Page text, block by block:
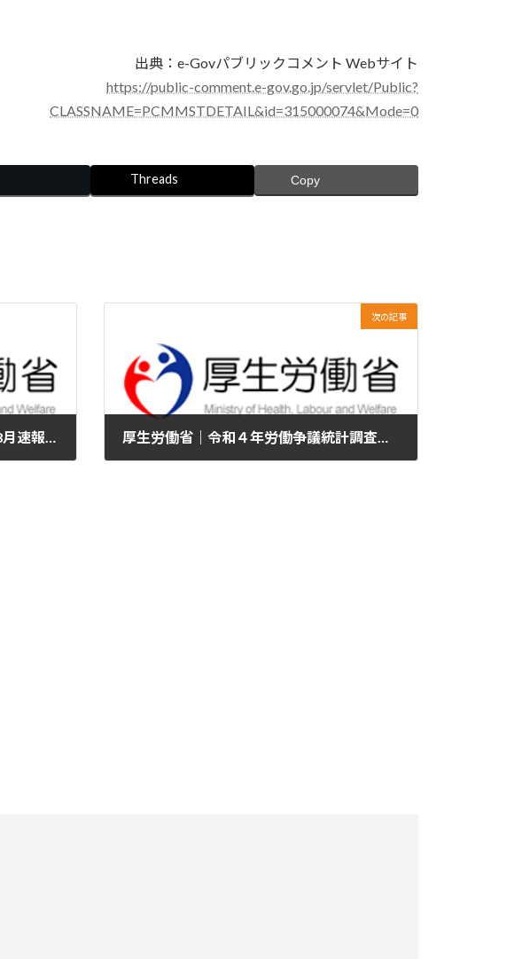
出典：e-Govパブリックコメント Webサイト
https://public-comment.e-gov.go.jp/servlet/Public?
CLASSNAME=PCMMSTDETAIL&id=315000074&Mode=0
Threads Copy
厚生労働省｜労働災害発生状況【8月速報】
次の記事
厚生労働省｜令和４年労働争議統計調査の概況